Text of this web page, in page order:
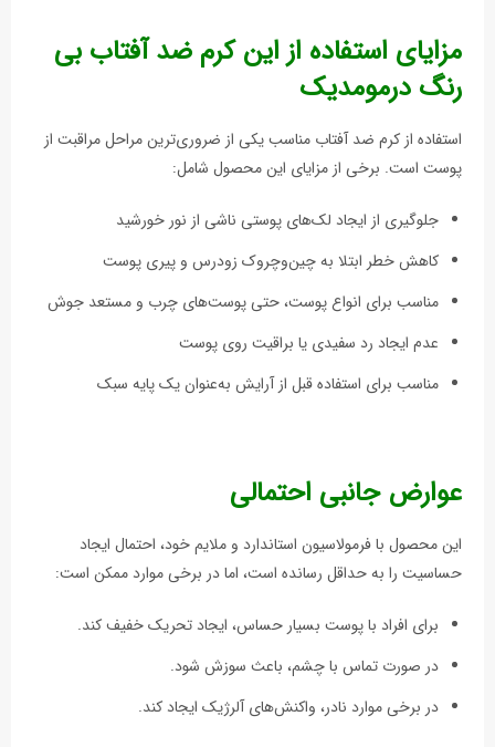
مزایای استفاده از این کرم ضد آفتاب بی
رنگ درمومدیک
استفاده از کرم ضد آفتاب مناسب یکی از ضروری‌ترین مراحل مراقبت از
پوست است. برخی از مزایای این محصول شامل:
جلوگیری از ایجاد لک‌های پوستی ناشی از نور خورشید
کاهش خطر ابتلا به چین‌وچروک زودرس و پیری پوست
مناسب برای انواع پوست، حتی پوست‌های چرب و مستعد جوش
عدم ایجاد رد سفیدی یا براقیت روی پوست
مناسب برای استفاده قبل از آرایش به‌عنوان یک پایه سبک
عوارض جانبی احتمالی
این محصول با فرمولاسیون استاندارد و ملایم خود، احتمال ایجاد
حساسیت را به حداقل رسانده است، اما در برخی موارد ممکن است:
برای افراد با پوست بسیار حساس، ایجاد تحریک خفیف کند.
در صورت تماس با چشم، باعث سوزش شود.
در برخی موارد نادر، واکنش‌های آلرژیک ایجاد کند.